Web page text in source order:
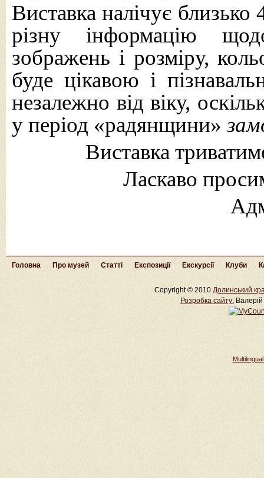
Виставка налічує
різну інформацію
зображень і розміру,
буде цікавою і
незалежно від віку,
у період «радянщини»
Виставка
Ласкаво
Головна Про музей Статті Експозиції Екскурсії Клуби
Copyright © 2010 Долинський
Розробка cайту: